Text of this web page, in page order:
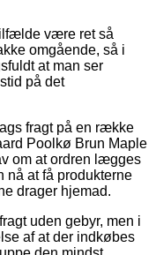
være ret så
omgående, så i
at man ser
på det
fragt på en række
Poolkø Brun Maple
om at ordren lægges
nå at få produkterne
drager hjemad.
uden gebyr, men i
af at der indkøbes